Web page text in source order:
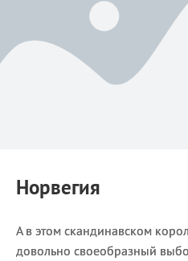
Норвегия
А в этом скандинавском
довольно своеобразный